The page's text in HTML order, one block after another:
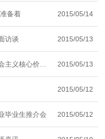
备着 2015/05/14
访谈 2015/05/13
心价值观活动 2015/05/13
2015/05/12
毕业生推介会 2015/05/12